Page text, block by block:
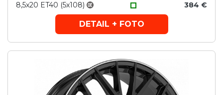
8,5x20 ET40 (5x108) 384 €
DETAIL + FOTO